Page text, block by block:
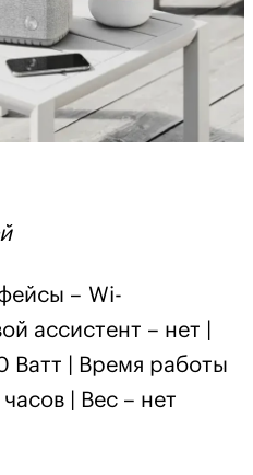
– Wi-
ассистент – нет |
| Время работы
| Вес – нет